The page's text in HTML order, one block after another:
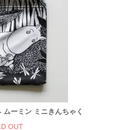
ーミン ミニきんちゃく
OUT